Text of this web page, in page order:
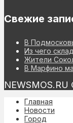
Свежие
В
Из чего
Жители
В Марфино
Главная
Новости
Город